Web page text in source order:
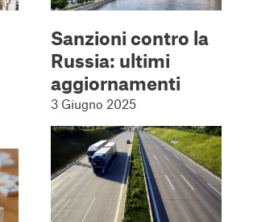
Sanzioni contro la
Russia: ultimi
aggiornamenti
3 Giugno 2025